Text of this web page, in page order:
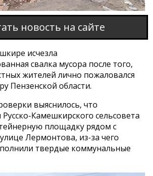
новость на сайте
исчезла
свалка мусора после того,
жителей лично пожаловался
Пензенской области.
выяснилось, что
Камешкирского сельсовета
площадку рядом с
Лермонтова, из-за чего
твердые коммунальные